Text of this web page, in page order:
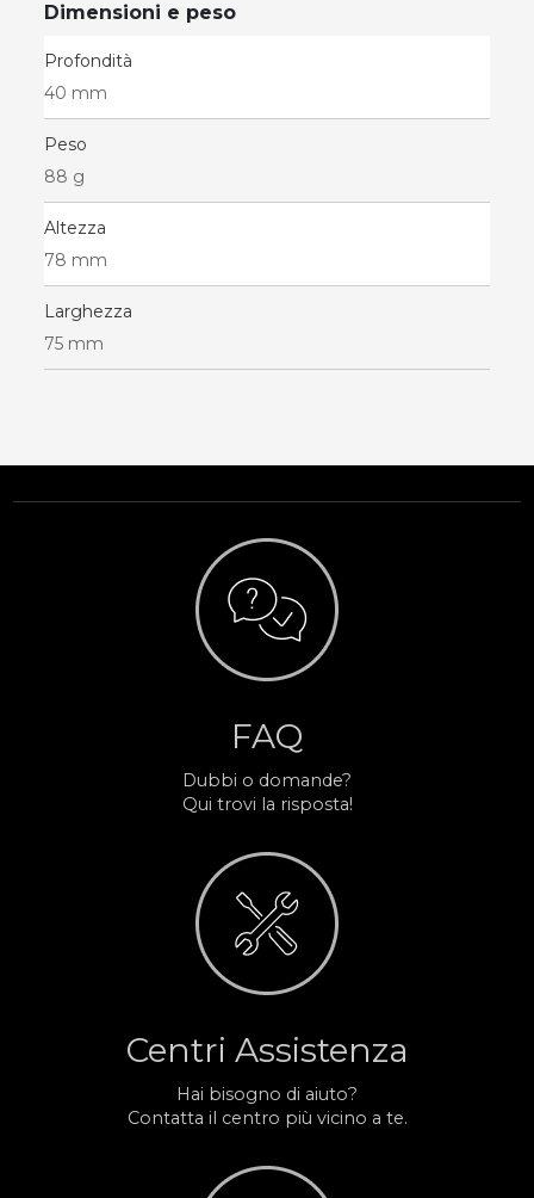
Dimensioni e peso
Profondità
40 mm
Peso
88 g
Altezza
78 mm
Larghezza
75 mm
FAQ
Dubbi o domande?
Qui trovi la risposta!
Centri Assistenza
Hai bisogno di aiuto?
Contatta il centro più vicino a te.